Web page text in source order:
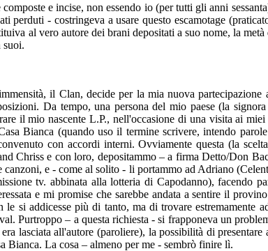
e incise, non essendo io (per tutti gli anni
perduti - costringeva a usare questo escamotage
al vero autore dei brani depositati a suo nome, la
suoi.
il Clan, decide per la mia nuova
Da tempo, una persona del mio paese (la
il mio nascente L.P., nell'occasione di una visita ai
Bianca (quando uso il termine scrivere, intendo
con accordi interni. Ovviamente questa (la
Chriss e con loro, depositammo – a firma Detto/Don
e - come al solito - li portammo ad Adriano
tv. abbinata alla lotteria di Capodanno), facendo
e mi promise che sarebbe andata a sentire il
si addicesse più di tanto, ma di trovare estremamente
Purtroppo – a questa richiesta - si frapponeva un
lasciata all'autore (paroliere), la possibilità di
Bianca. La cosa – almeno per me - sembrò finire lì.